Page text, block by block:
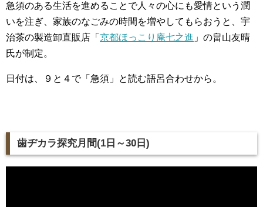
急須のある生活を進めることで人々の心にも愛情という潤
いを注ぎ、家族のなごみの時間を増やしてもらおうと、宇
治茶の製造卸直販店「 京都ほっこり庵七之進 」の畠山友晴
氏が制定。
日付は、９と４で「急須」と読む語呂合わせから。
歯ヂカラ探究月間(1日～30日)